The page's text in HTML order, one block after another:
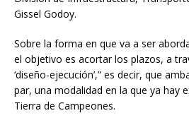
Gissel Godoy.
Sobre la forma en que va a ser
el objetivo es acortar los plazos, a
‘diseño-ejecución’,” es decir, que
par, una modalidad en la que ya hay
Tierra de Campeones.